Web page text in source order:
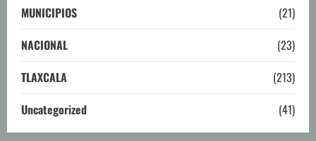
MUNICIPIOS
(21)
NACIONAL
(23)
TLAXCALA
(213)
Uncategorized
(41)